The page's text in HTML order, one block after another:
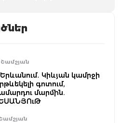
Շամշյան
Կիևյան կամրջի
գոտում,
մարմին.